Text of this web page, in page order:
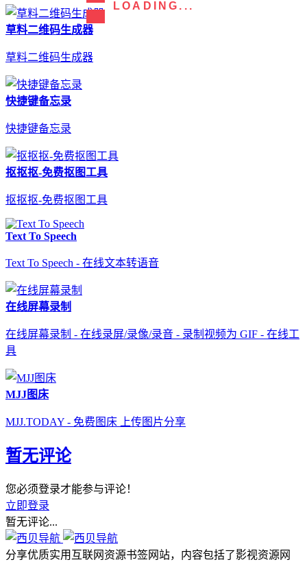
LOADING...
草料二维码生成器
草料二维码生成器
快捷键备忘录
快捷键备忘录
抠抠抠-免费抠图工具
抠抠抠-免费抠图工具
Text To Speech
Text To Speech - 在线文本转语音
在线屏幕录制
在线屏幕录制 - 在线录屏/录像/录音 - 录制视频为 GIF - 在线工
具
MJJ图床
MJJ.TODAY - 免费图床 上传图片分享
暂无评论
您必须登录才能参与评论！
立即登录
暂无评论...
分享优质实用互联网资源书签网站，内容包括了影视资源网